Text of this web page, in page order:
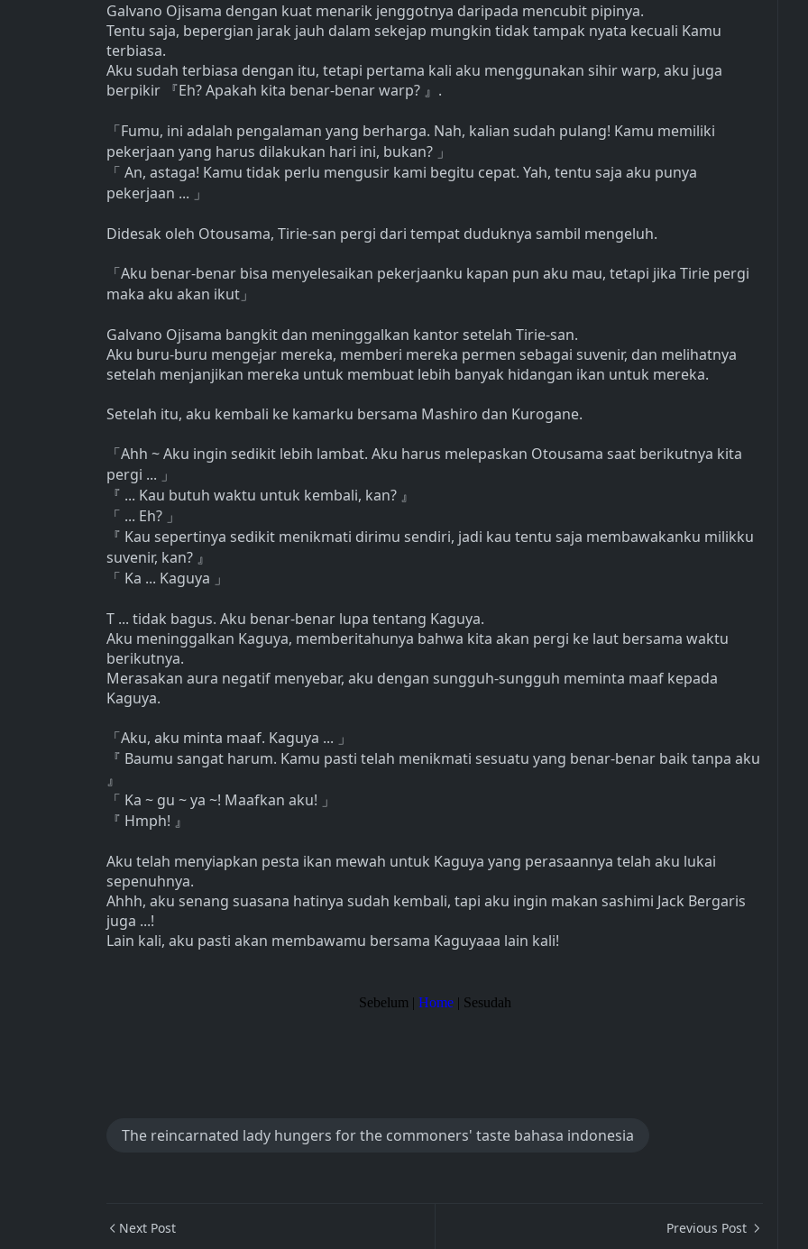
Galvano Ojisama dengan kuat menarik jenggotnya daripada mencubit pipinya.
Tentu saja, bepergian jarak jauh dalam sekejap mungkin tidak tampak nyata kecuali Kamu
terbiasa.
Aku sudah terbiasa dengan itu, tetapi pertama kali aku menggunakan sihir warp, aku juga
berpikir
『Eh? Apakah kita benar-benar warp? 』 .
「 Fumu, ini adalah pengalaman yang berharga. Nah, kalian sudah pulang! Kamu memiliki
pekerjaan yang harus dilakukan hari ini, bukan? 」
「 An, astaga! Kamu tidak perlu mengusir kami begitu cepat. Yah, tentu saja aku punya
pekerjaan ...
」
Didesak oleh Otousama, Tirie-san pergi dari tempat duduknya sambil mengeluh.
「 Aku benar-benar bisa menyelesaikan pekerjaanku kapan pun aku mau, tetapi jika Tirie pergi
maka aku akan ikut 」
Galvano Ojisama bangkit dan meninggalkan kantor setelah Tirie-san.
Aku buru-buru mengejar mereka, memberi mereka permen sebagai suvenir, dan melihatnya
setelah menjanjikan mereka untuk membuat lebih banyak hidangan ikan untuk mereka.
Setelah itu, aku kembali ke kamarku bersama Mashiro dan Kurogane.
「 Ahh ~ Aku ingin sedikit lebih lambat. Aku harus melepaskan Otousama saat berikutnya kita
pergi ...
」
『 ... Kau butuh waktu untuk kembali, kan? 』
「
... Eh? 」
『 Kau sepertinya sedikit menikmati dirimu sendiri, jadi kau tentu saja membawakanku milikku
suvenir, kan? 』
「
Ka ... Kaguya 」
T ... tidak bagus. Aku benar-benar lupa tentang Kaguya.
Aku meninggalkan Kaguya, memberitahunya bahwa kita akan pergi ke laut bersama waktu
berikutnya.
Merasakan aura negatif menyebar, aku dengan sungguh-sungguh meminta maaf kepada
Kaguya.
「 Aku, aku minta maaf. Kaguya ...
」
『 Baumu sangat harum. Kamu pasti telah menikmati sesuatu yang benar-benar baik tanpa aku
』
「
Ka ~ gu ~ ya ~! Maafkan aku!
」
『 Hmph! 』
Aku telah menyiapkan pesta ikan mewah untuk Kaguya yang perasaannya telah aku lukai
sepenuhnya.
Ahhh, aku senang suasana hatinya sudah kembali, tapi aku ingin makan sashimi Jack Bergaris
juga ...!
Lain kali, aku pasti akan membawamu bersama Kaguyaaa lain kali!
Sebelum | Home | Sesudah
The reincarnated lady hungers for the commoners' taste bahasa indonesia
Next Post Previous Post